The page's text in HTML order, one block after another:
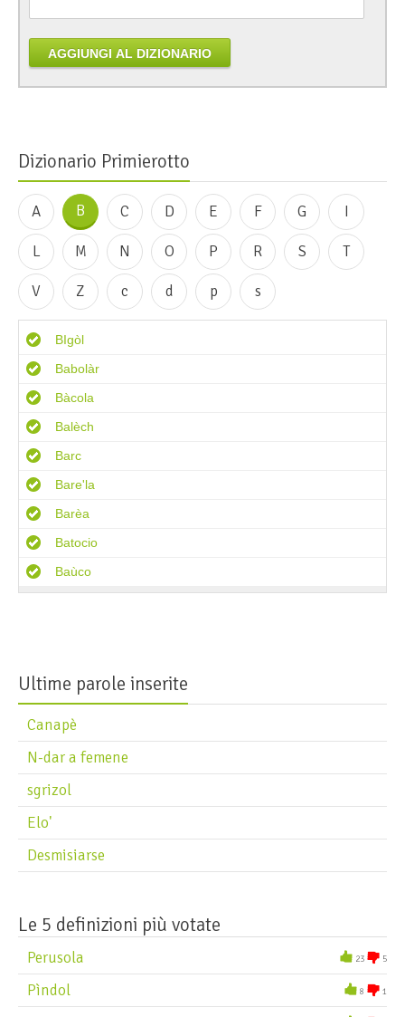
AGGIUNGI AL DIZIONARIO
Dizionario Primierotto
A B C D E F G I
L M N O P R S T
V Z c d p s
BIgòl
Babolàr
Bàcola
Balèch
Barc
Bare'la
Barèa
Batocio
Baùco
Blaga
Boaža
Boiàca
Bolsegar
Bonegio
Brenta
Bugànzhe
Ultime parole inserite
Canapè
N-dar a femene
sgrizol
Elo'
Desmisiarse
Le 5 definizioni più votate
Perusola 23 5
Pìndol 8 1